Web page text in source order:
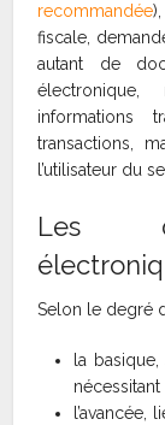
recommandée
fiscale,
autant de
informations
transactions,
l’utilisateur du
Les
Selon le degré
la basique,
l’avancée,